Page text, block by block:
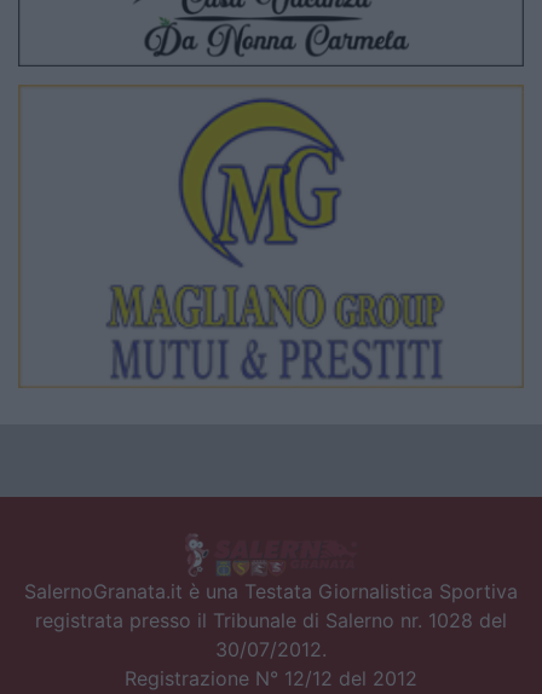
SalernoGranata.it è una Testata Giornalistica Sportiva
registrata presso il Tribunale di Salerno nr. 1028 del
30/07/2012.
Registrazione N° 12/12 del 2012